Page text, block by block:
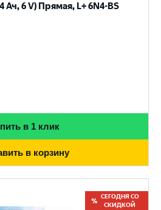
Ач, 6 V) Прямая, L+ 6N4-BS
в 1 клик
в корзину
СЕГОДНЯ СО
СКИДКОЙ